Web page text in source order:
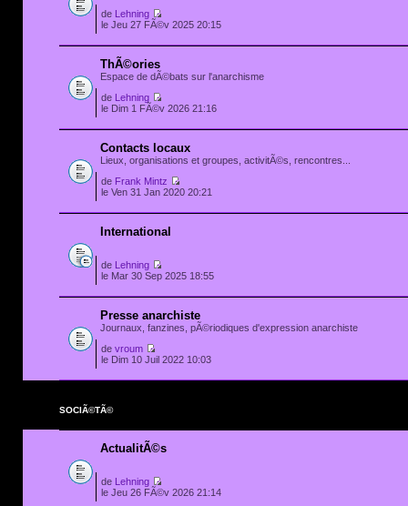
de
Lehning
le Jeu 27 FÃ©v 2025 20:15
ThÃ©ories
Espace de dÃ©bats sur l'anarchisme
de
Lehning
le Dim 1 FÃ©v 2026 21:16
Contacts locaux
Lieux, organisations et groupes, activitÃ©s, rencontres...
de Frank Mintz
le Ven 31 Jan 2020 20:21
International
de
Lehning
le Mar 30 Sep 2025 18:55
Presse anarchiste
Journaux, fanzines, pÃ©riodiques d'expression anarchiste
de vroum
le Dim 10 Juil 2022 10:03
SOCIÃ©TÃ©
ActualitÃ©s
de
Lehning
le Jeu 26 FÃ©v 2026 21:14